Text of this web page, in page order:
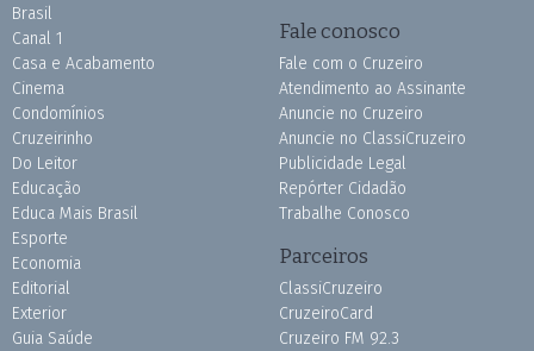
Brasil
Canal 1
Casa e Acabamento
Cinema
Condomínios
Cruzeirinho
Do Leitor
Educação
Educa Mais Brasil
Esporte
Economia
Editorial
Exterior
Guia Saúde
Fale conosco
Fale com o Cruzeiro
Atendimento ao Assinante
Anuncie no Cruzeiro
Anuncie no ClassiCruzeiro
Publicidade Legal
Repórter Cidadão
Trabalhe Conosco
Parceiros
ClassiCruzeiro
CruzeiroCard
Cruzeiro FM 92.3